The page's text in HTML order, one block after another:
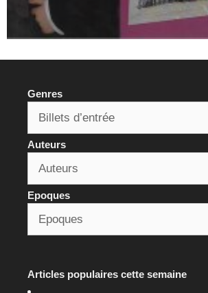
Genres
Auteurs
Epoques
Articles populaires cette semaine